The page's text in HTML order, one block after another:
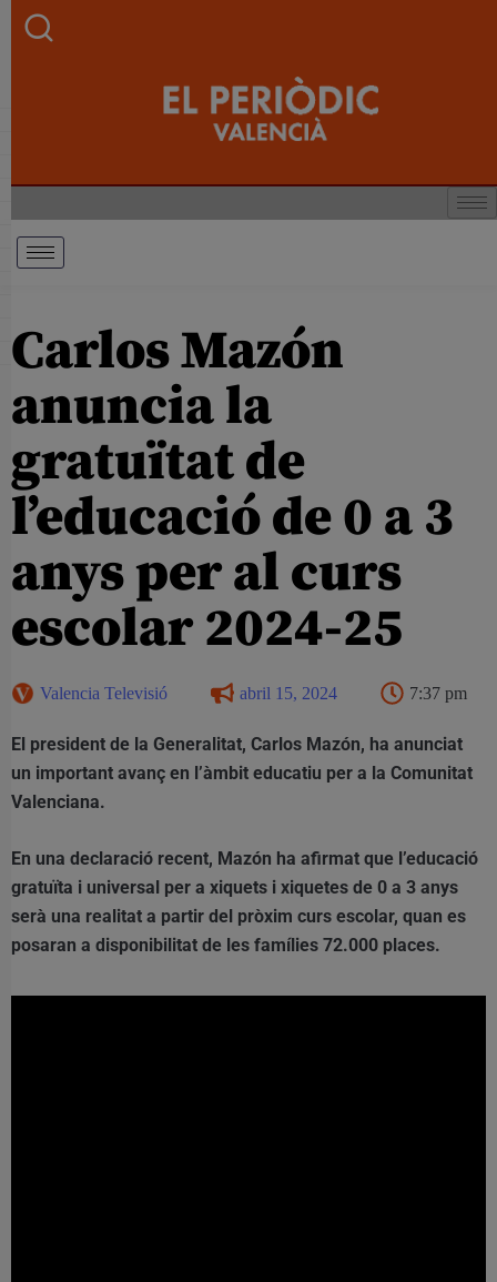
Carlos Mazón
anuncia la
gratuïtat de
l’educació de 0 a 3
anys per al curs
escolar 2024-25
Valencia Televisió abril 15, 2024 7:37 pm
El president de la Generalitat, Carlos Mazón, ha anunciat
un important avanç en l’àmbit educatiu per a la Comunitat
Valenciana.
En una declaració recent, Mazón ha afirmat que l’educació
gratuïta i universal per a xiquets i xiquetes de 0 a 3 anys
serà una realitat a partir del pròxim curs escolar, quan es
posaran a disponibilitat de les famílies 72.000 places.